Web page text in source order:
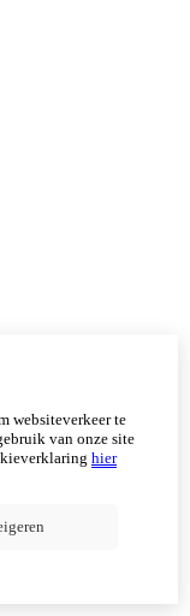
websiteverkeer te
van onze site
hier